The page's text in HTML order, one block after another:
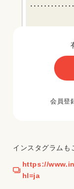
会員登
インスタグラムも
https://
hl=ja